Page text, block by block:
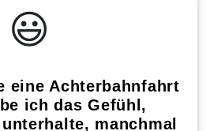
😃️
eine Achterbahnfahrt
ich das Gefühl,
manchmal